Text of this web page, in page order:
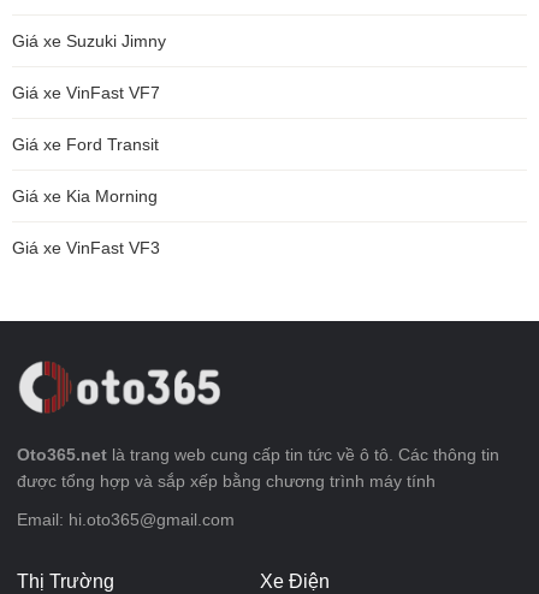
Giá xe Suzuki Jimny
Giá xe VinFast VF7
Giá xe Ford Transit
Giá xe Kia Morning
Giá xe VinFast VF3
Oto365.net là trang web cung cấp tin tức về ô tô. Các thông tin
được tổng hợp và sắp xếp bằng chương trình máy tính
Email: hi.oto365@gmail.com
Thị Trường Xe Điện